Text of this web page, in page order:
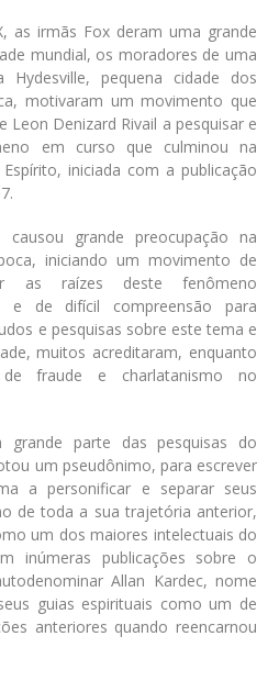
as irmãs Fox deram uma grande
mundial, os moradores de uma
Hydesville, pequena cidade dos
motivaram um movimento que
Leon Denizard Rivail a pesquisar e
em curso que culminou na
iniciada com a publicação
grande preocupação na
iniciando um movimento de
as raízes deste fenômeno
e de difícil compreensão para
e pesquisas sobre este tema e
muitos acreditaram, enquanto
fraude e charlatanismo no
grande parte das pesquisas do
um pseudônimo, para escrever
a personificar e separar seus
de toda a sua trajetória anterior,
um dos maiores intelectuais do
inúmeras publicações sobre o
Allan Kardec, nome
guias espirituais como um de
anteriores quando reencarnou